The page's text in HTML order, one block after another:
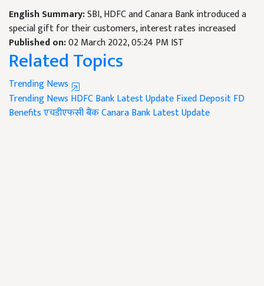
English Summary:SBI, HDFC and Canara Bank introduced a
special gift for their customers, interest rates increased
Published on:02 March 2022, 05:24 PM IST
Related Topics
Trending News
Trending News HDFC Bank Latest UpdateFixed DepositFD
Benefitsएचडीएफसी बैंकCanara Bank Latest Update